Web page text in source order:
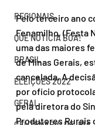
REGIONAIS
QUE NOTÍCIA BOA!
BRASIL
ELEIÇÕES 2022
GERAL
Pelo terceiro ano
Fenamilho, (Festa
uma das maiores
de Minas Gerais,
cancelada. A
por ofício
pela diretora do
Produtores Rurais